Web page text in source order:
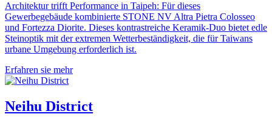
Architektur trifft Performance in Taipeh: Für dieses
Gewerbegebäude kombinierte STONE NV Altra Pietra Colosseo
und Fortezza Diorite. Dieses kontrastreiche Keramik-Duo bietet edle
Steinoptik mit der extremen Wetterbeständigkeit, die für Taiwans
urbane Umgebung erforderlich ist.
Erfahren sie mehr
Neihu District